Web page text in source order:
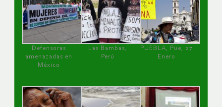
Defensoras
amenazadas en
México
Las Bambas,
Perú
PUEBLA, Pue, 27
Enero